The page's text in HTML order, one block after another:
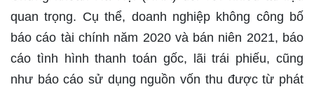
quan trọng. Cụ thể, doanh nghiệp không công bố
báo cáo tài chính năm 2020 và bán niên 2021, báo
cáo tình hình thanh toán gốc, lãi trái phiếu, cũng
như báo cáo sử dụng nguồn vốn thu được từ phát